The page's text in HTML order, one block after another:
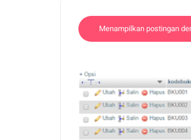
Menampilkan postingan